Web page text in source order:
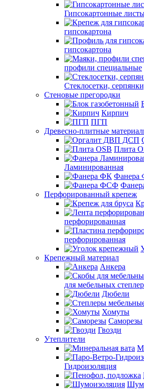
Гипсокартонные
гипсокартона
гипсокартона
профили специальные
Стеклосетки,
Стеновые прегородки
Кирпич
ПГП
Древесно-плитные
Плита
Ламинированная
Фанера
Перфорированный крепеж
перфорированная
перфорированная
Крепежный материал
Анкера
для мебельных
Дюбели
Хомуты
Саморезы
Гвозди
Утеплители
Гидроизоляция